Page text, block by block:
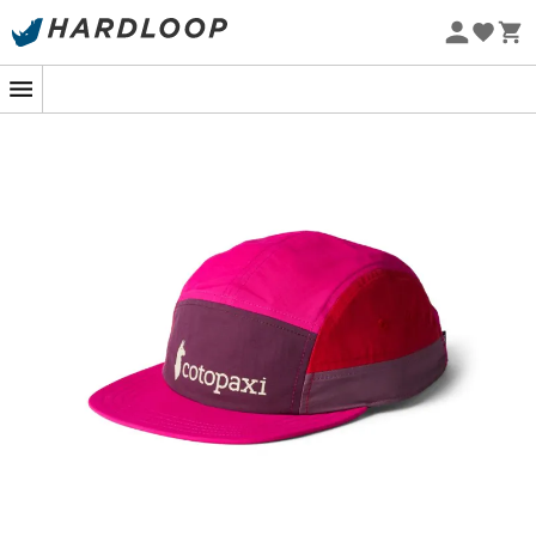
Letnie promocje 🔥 -5% DODATKOWO przy zakupie 2
Nowość